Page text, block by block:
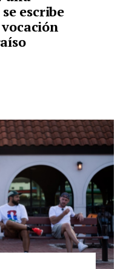
escribe